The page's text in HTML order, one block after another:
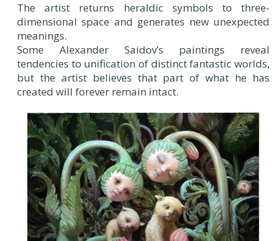
The artist returns heraldic symbols to three-
dimensional space and generates new unexpected
meanings.
Some Alexander Saidov’s paintings reveal
tendencies to unification of distinct fantastic worlds,
but the artist believes that part of what he has
created will forever remain intact.